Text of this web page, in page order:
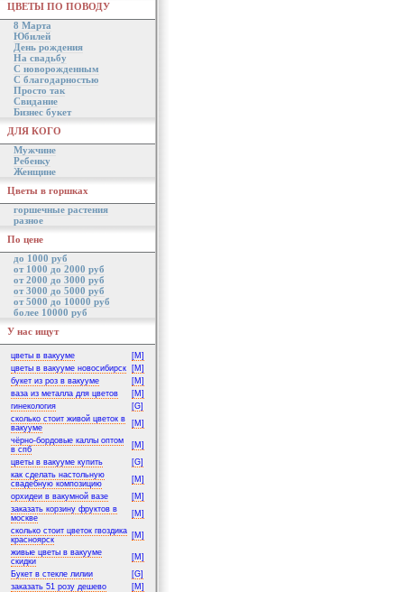
ЦВЕТЫ ПО ПОВОДУ
8 Марта
Юбилей
День рождения
На свадьбу
С новорожденным
С благодарностью
Просто так
Свидание
Бизнес букет
ДЛЯ КОГО
Мужчине
Ребенку
Женщине
Цветы в горшках
горшечные растения
разное
По цене
до 1000 руб
от 1000 до 2000 руб
от 2000 до 3000 руб
от 3000 до 5000 руб
от 5000 до 10000 руб
более 10000 руб
У нас ищут
цветы в вакууме
[M]
цветы в вакууме новосибирск
[M]
букет из роз в вакууме
[M]
ваза из металла для цветов
[M]
гинекология
[G]
сколько стоит живой цветок в
вакууме
[M]
чёрно-бордовые каллы оптом
в спб
[M]
цветы в вакууме купить
[G]
как сделать настольную
свадебную композицию
[M]
орхидеи в вакумной вазе
[M]
заказать корзину фруктов в
москве
[M]
сколько стоит цветок гвоздика
красноярск
[M]
живые цветы в вакууме
скидки
[M]
Букет в стекле лилии
[G]
заказать 51 розу дешево
[M]